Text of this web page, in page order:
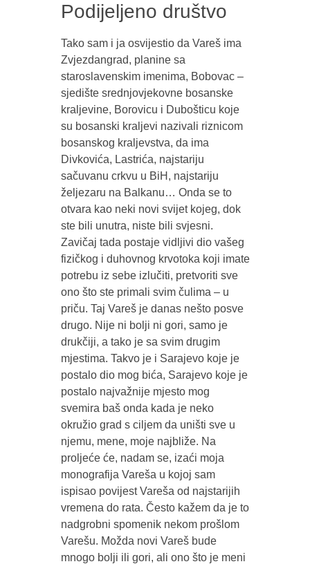
Podijeljeno društvo
Tako sam i ja osvijestio da Vareš ima
Zvjezdangrad, planine sa
staroslavenskim imenima, Bobovac –
sjedište srednjovjekovne bosanske
kraljevine, Borovicu i Dubošticu koje
su bosanski kraljevi nazivali riznicom
bosanskog kraljevstva, da ima
Divkovića, Lastrića, najstariju
sačuvanu crkvu u BiH, najstariju
željezaru na Balkanu… Onda se to
otvara kao neki novi svijet kojeg, dok
ste bili unutra, niste bili svjesni.
Zavičaj tada postaje vidljivi dio vašeg
fizičkog i duhovnog krvotoka koji imate
potrebu iz sebe izlučiti, pretvoriti sve
ono što ste primali svim čulima – u
priču. Taj Vareš je danas nešto posve
drugo. Nije ni bolji ni gori, samo je
drukčiji, a tako je sa svim drugim
mjestima. Takvo je i Sarajevo koje je
postalo dio mog bića, Sarajevo koje je
postalo najvažnije mjesto mog
svemira baš onda kada je neko
okružio grad s ciljem da uništi sve u
njemu, mene, moje najbliže. Na
proljeće će, nadam se, izaći moja
monografija Vareša u kojoj sam
ispisao povijest Vareša od najstarijih
vremena do rata. Često kažem da je to
nadgrobni spomenik nekom prošlom
Varešu. Možda novi Vareš bude
mnogo bolji ili gori, ali ono što je meni